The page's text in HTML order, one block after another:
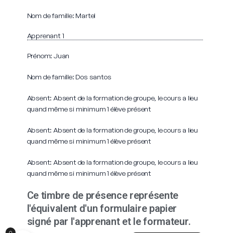
Nom de famille: Martel
Apprenant 1
Prénom: Juan
Nom de famille: Dos santos
Absent: Absent de la formation de groupe, le cours a lieu
quand même si minimum 1 élève présent
Absent: Absent de la formation de groupe, le cours a lieu
quand même si minimum 1 élève présent
Absent: Absent de la formation de groupe, le cours a lieu
quand même si minimum 1 élève présent
Ce timbre de présence représente
l'équivalent d'un formulaire papier
signé par l'apprenant et le formateur.